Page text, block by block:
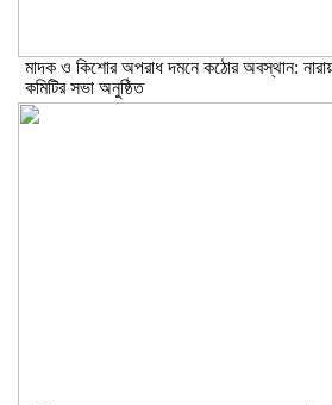
মাদক ও কিশোর অপরাধ দমনে কঠোর অবস্থান:
কমিটির সভা অনুষ্ঠিত